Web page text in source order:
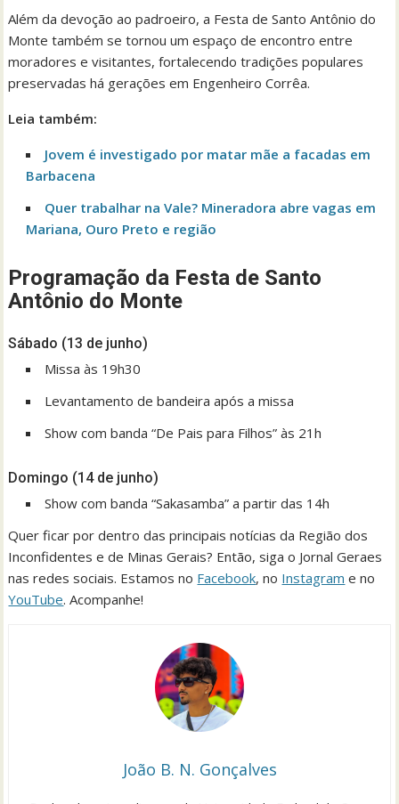
Além da devoção ao padroeiro, a Festa de Santo Antônio do
Monte também se tornou um espaço de encontro entre
moradores e visitantes, fortalecendo tradições populares
preservadas há gerações em Engenheiro Corrêa.
Leia também:
Jovem é investigado por matar mãe a facadas em
Barbacena
Quer trabalhar na Vale? Mineradora abre vagas em
Mariana, Ouro Preto e região
Programação da Festa de Santo
Antônio do Monte
Sábado (13 de junho)
Missa às 19h30
Levantamento de bandeira após a missa
Show com banda “De Pais para Filhos” às 21h
Domingo (14 de junho)
Show com banda “Sakasamba” a partir das 14h
Quer ficar por dentro das principais notícias da Região dos
Inconfidentes e de Minas Gerais? Então, siga o Jornal Geraes
nas redes sociais. Estamos no Facebook, no Instagram e no
YouTube. Acompanhe!
João B. N. Gonçalves